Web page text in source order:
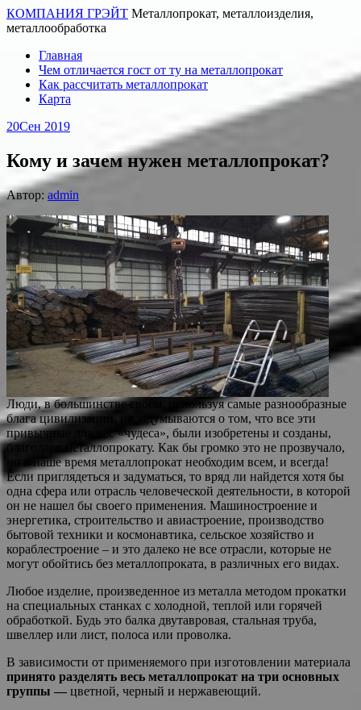
КОМПАНИЯ ГРЭЙТ Металлопрокат, металлоизделия,
металлообработка
Главная
Чем отличается гост от ту на металлопрокат
Как рассчитать металлопрокат
Карта
20Сен 2019
Кому и зачем нужен металлопрокат?
Автор: admin
Люди, в большинстве своем, используя самые разнообразные
блага цивилизации, не задумываются о том, что все эти
привычные для нас «чудеса», были изобретены и созданы,
благодаря металлопрокату. Как бы громко это не прозвучало,
но в наше время металлопрокат необходим всем, и всегда!
Если приглядеться и задуматься, то вряд ли найдется хотя бы
одна сфера или отрасль человеческой деятельности, в которой
он не нашел бы своего применения. Машиностроение и
энергетика, строительство и авиастроение, производство
бытовой техники и космонавтика, сельское хозяйство и
кораблестроение – и это далеко не все отрасли, которые не
могут обойтись без металлопроката, в различных его видах.
Любое изделие, произведенное из металла методом прокатки
на специальных станках с холодной, теплой или горячей
обработкой. Будь это балка двутавровая, стальная труба,
швеллер или лист, полоса или проволка.
В зависимости от применяемого при изготовлении материала
принято разделять весь металлопрокат на три основных
группы — цветной, черный и нержавеющий.